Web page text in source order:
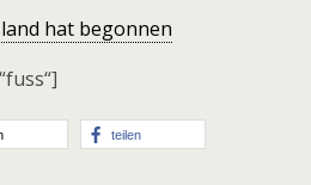
hat begonnen
teilen